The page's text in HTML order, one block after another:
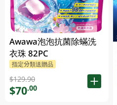
Awawa泡泡抗菌除蟎洗
衣珠 82PC
指定分類送贈品
$129.90
$70.00